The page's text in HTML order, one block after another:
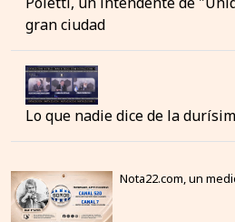
gran ciudad
Lo que nadie dice de la
Nota22.com, un